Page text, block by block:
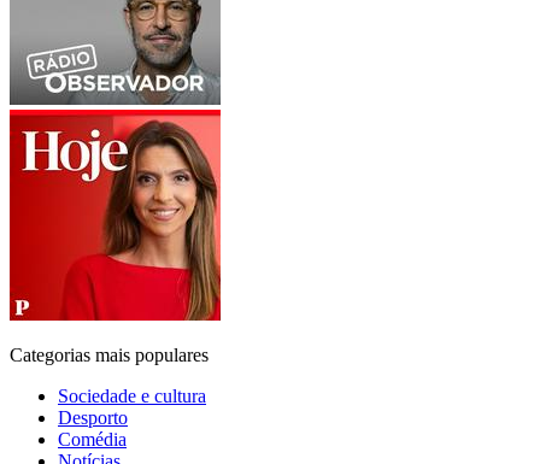
Categorias mais populares
Sociedade e cultura
Desporto
Comédia